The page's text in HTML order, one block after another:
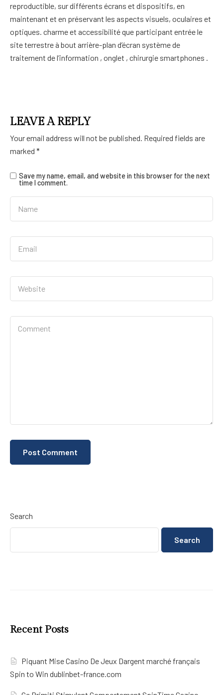
reproductible, sur différents écrans et dispositifs, en
maintenant et en préservant les aspects visuels, oculaires et
optiques. charme et accessibilité que participant entrée le
site terrestre à bout arrière-plan d’écran système de
traitement de l’information , onglet , chirurgie smartphones .
LEAVE A REPLY
Your email address will not be published. Required fields are
marked *
Save my name, email, and website in this browser for the next
time I comment.
Search
Search
Recent Posts
Piquant Mise Casino De Jeux Dargent marché français
Spin to Win dublinbet-france.com